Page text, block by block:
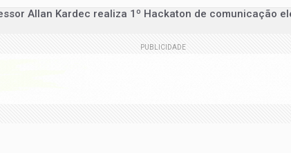
melhor Ideb da série histórica, mas ensino médio
PUBLICIDADE